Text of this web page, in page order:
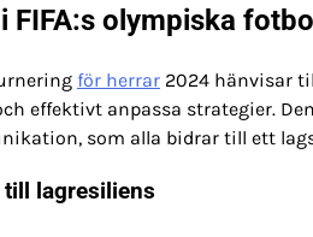
FIFA:s olympiska
för herrar 2024 hänvisar
effektivt anpassa strategier.
som alla bidrar till ett
lagresiliens